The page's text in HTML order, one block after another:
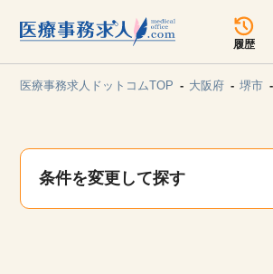
履歴
医療事務求人ドットコムTOP 大阪府 堺市
条件を変更して探す
所在地のエリアを選択してください
各支店担当よりご連絡させていただきます。
関東